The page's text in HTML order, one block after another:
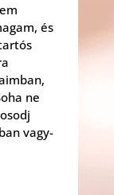
és
ne
vagy-